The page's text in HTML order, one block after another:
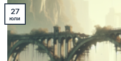
27
юли